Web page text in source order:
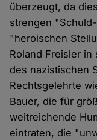
überzeugt, da
strengen
"heroischen
Roland Freisler
des nazistischen
Rechtsgelehrte
Bauer, die für
weitreichende
eintraten, die